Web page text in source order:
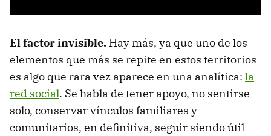
El factor invisible. Hay más, ya que uno de los
elementos que más se repite en estos territorios
es algo que rara vez aparece en una analítica: la
red social. Se habla de tener apoyo, no sentirse
solo, conservar vínculos familiares y
comunitarios, en definitiva, seguir siendo útil